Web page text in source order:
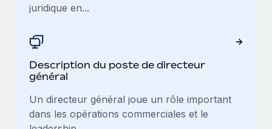
juridique en...
Description du poste de directeur
général
Un directeur général joue un rôle important
dans les opérations commerciales et le